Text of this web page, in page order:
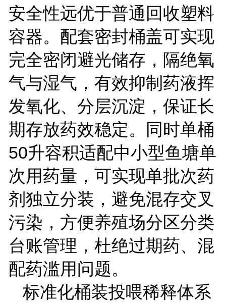
安全性远优于普通回收塑料
容器。配套密封桶盖可实现
完全密闭避光储存，隔绝氧
气与湿气，有效抑制药液挥
发氧化、分层沉淀，保证长
期存放药效稳定。同时单桶
50升容积适配中小型鱼塘单
次用药量，可实现单批次药
剂独立分装，避免混存交叉
污染，方便养殖场分区分类
台账管理，杜绝过期药、混
配药滥用问题。
标准化桶装投喂稀释体系